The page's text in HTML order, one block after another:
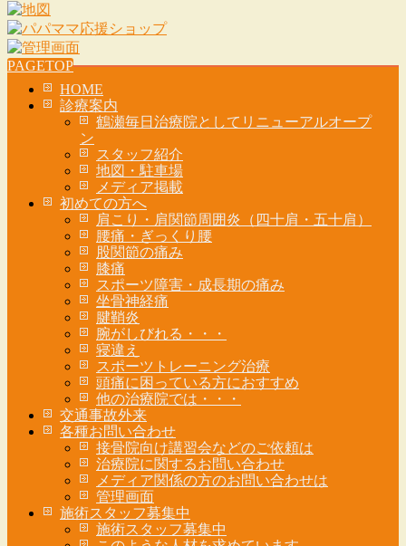
PAGETOP
HOME
診療案内
鶴瀬毎日治療院としてリニューアルオープ
ン
スタッフ紹介
地図・駐車場
メディア掲載
初めての方へ
肩こり・肩関節周囲炎（四十肩・五十肩）
腰痛・ぎっくり腰
股関節の痛み
膝痛
スポーツ障害・成長期の痛み
坐骨神経痛
腱鞘炎
腕がしびれる・・・
寝違え
スポーツトレーニング治療
頭痛に困っている方におすすめ
他の治療院では・・・
交通事故外来
各種お問い合わせ
接骨院向け講習会などのご依頼は
治療院に関するお問い合わせ
メディア関係の方のお問い合わせは
管理画面
施術スタッフ募集中
施術スタッフ募集中